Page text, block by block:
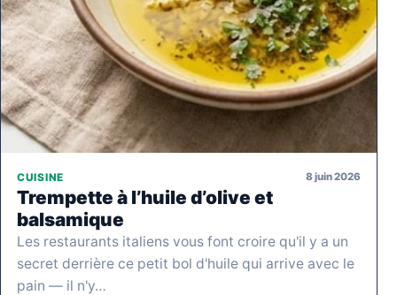
CUISINE 8 juin 2026
Trempette à l’huile d’olive et
balsamique
Les restaurants italiens vous font croire qu'il y a un
secret derrière ce petit bol d'huile qui arrive avec le
pain — il n'y…